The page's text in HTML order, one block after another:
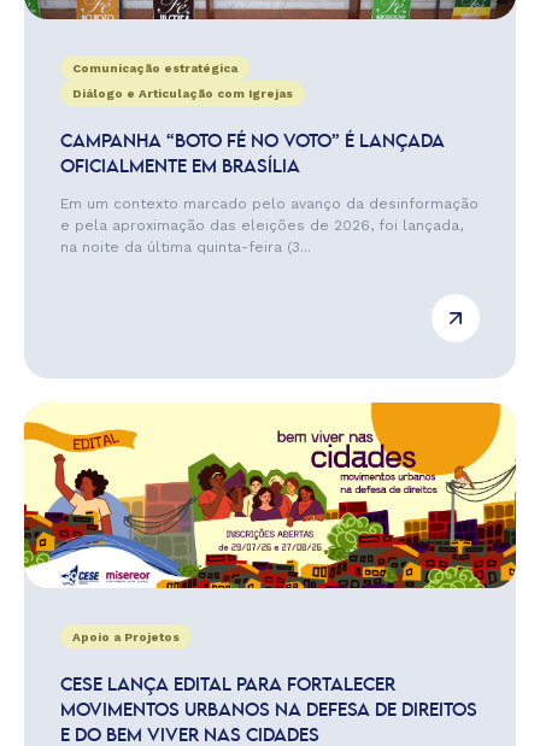
Comunicação estratégica
Diálogo e Articulação com Igrejas
CAMPANHA “BOTO FÉ NO VOTO” É LANÇADA
OFICIALMENTE EM BRASÍLIA
Em um contexto marcado pelo avanço da desinformação
e pela aproximação das eleições de 2026, foi lançada,
na noite da última quinta-feira (3...
Apoio a Projetos
CESE LANÇA EDITAL PARA FORTALECER
MOVIMENTOS URBANOS NA DEFESA DE DIREITOS
E DO BEM VIVER NAS CIDADES